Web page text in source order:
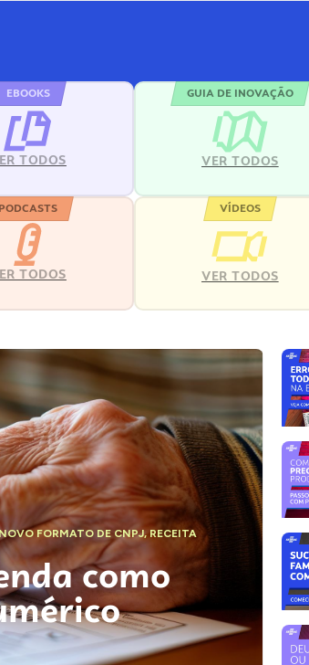
EBOOKS
TODOS
GUIA DE INOVAÇÃO
VER TODOS
PODCASTS
TODOS
VÍDEOS
VER TODOS
NOVO FORMATO DE CNPJ,RECEITA
como